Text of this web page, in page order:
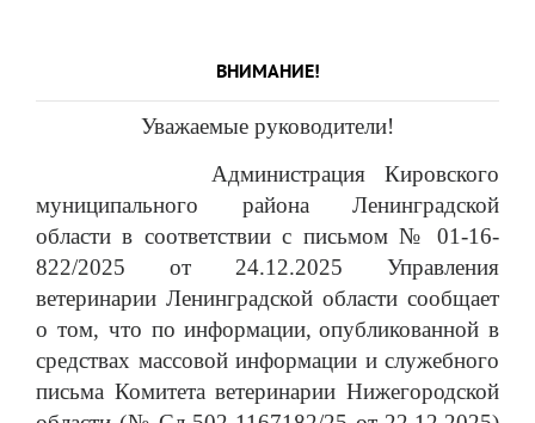
ВНИМАНИЕ!
Уважаемые руководители!
Администрация Кировского
муниципального района Ленинградской
областив соответствии с письмом№01-16-
822/2025 от 24.12.2025 Управления
ветеринарии Ленинградской области сообщает
о том, что по информации, опубликованной в
средствах массовой информации и служебного
письма Комитета ветеринарии Нижегородской